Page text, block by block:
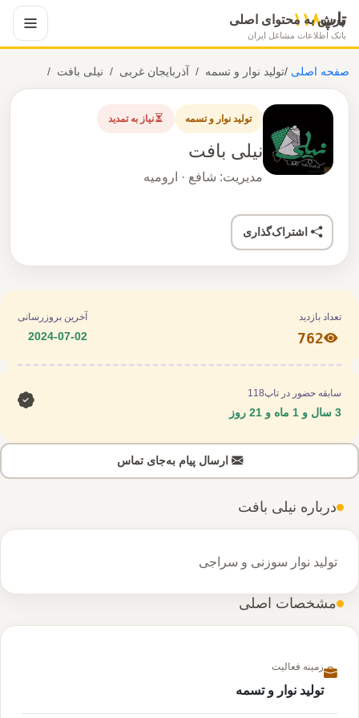
پرش به محتوای اصلی
تاپ۱۱۸
بانک اطلاعات مشاغل ایران
صفحه اصلی/ تولید نوار و تسمه آذربایجان غربی نیلی بافت
تولید نوار و تسمه نیاز به تمدید
نیلی بافت
مدیریت: شافع · ارومیه
اشتراک‌گذاری
درباره نیلی بافت
تولید نوار سوزنی و سراجی
مشخصات اصلی
زمینه فعالیت
تولید نوار و تسمه
تعداد بازدید
762
آخرین بروزرسانی
2024-07-02
سابقه حضور در تاپ118
ارسال پیام به‌جای تماس